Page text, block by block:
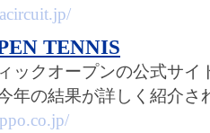
TENNIS
ックオープンの公式サイ
年の結果が詳しく紹介さ